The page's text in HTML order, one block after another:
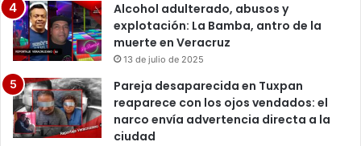
Alcohol adulterado, abusos y
explotación: La Bamba, antro de la
muerte en Veracruz
13 de julio de 2025
Pareja desaparecida en Tuxpan
reaparece con los ojos vendados: el
narco envía advertencia directa a la
ciudad